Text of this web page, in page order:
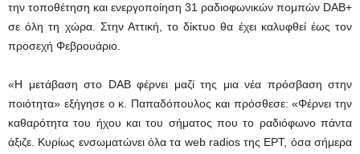
την τοποθέτηση και ενεργοποίηση 31 ραδιοφωνικών πομπών DAB+
σε όλη τη χώρα. Στην Αττική, το δίκτυο θα έχει καλυφθεί έως τον
προσεχή Φεβρουάριο.
«Η μετάβαση στο DAB φέρνει μαζί της μια νέα πρόσβαση στην
ποιότητα» εξήγησε ο κ. Παπαδόπουλος και πρόσθεσε: «Φέρνει την
καθαρότητα του ήχου και του σήματος που το ραδιόφωνο πάντα
άξιζε. Κυρίως ενσωματώνει όλα τα web radios της ΕΡΤ, όσα σήμερα